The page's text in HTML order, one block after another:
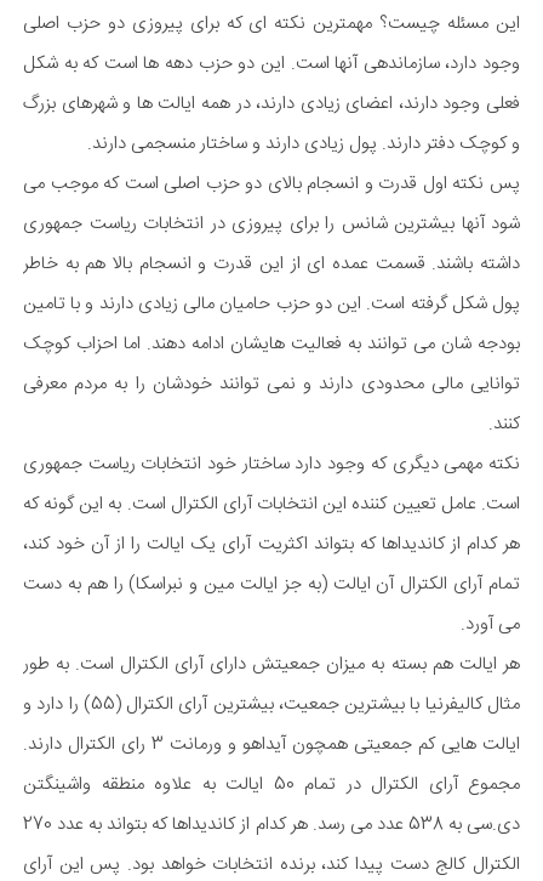
این مسئله چیست؟ مهمترین نکته ای که برای پیروزی دو حزب اصلی
وجود دارد، سازماندهی آنها است. این دو حزب دهه ها است که به شکل
فعلی وجود دارند، اعضای زیادی دارند، در همه ایالت ها و شهرهای بزرگ
و کوچک دفتر دارند. پول زیادی دارند و ساختار منسجمی دارند.
پس نکته اول قدرت و انسجام بالای دو حزب اصلی است که موجب می
شود آنها بیشترین شانس را برای پیروزی در انتخابات ریاست جمهوری
داشته باشند. قسمت عمده ای از این قدرت و انسجام بالا هم به خاطر
پول شکل گرفته است. این دو حزب حامیان مالی زیادی دارند و با تامین
بودجه شان می توانند به فعالیت هایشان ادامه دهند. اما احزاب کوچک
توانایی مالی محدودی دارند و نمی توانند خودشان را به مردم معرفی
کنند.
نکته مهمی دیگری که وجود دارد ساختار خود انتخابات ریاست جمهوری
است. عامل تعیین کننده این انتخابات آرای الکترال است. به این گونه که
هر کدام از کاندیداها که بتواند اکثریت آرای یک ایالت را از آن خود کند،
تمام آرای الکترال آن ایالت (به جز ایالت مین و نبراسکا) را هم به دست
می آورد.
هر ایالت هم بسته به میزان جمعیتش دارای آرای الکترال است. به طور
مثال کالیفرنیا با بیشترین جمعیت، بیشترین آرای الکترال (55) را دارد و
ایالت هایی کم جمعیتی همچون آیداهو و ورمانت 3 رای الکترال دارند.
مجموع آرای الکترال در تمام 50 ایالت به علاوه منطقه واشینگتن
دی.سی به 538 عدد می رسد. هر کدام از کاندیداها که بتواند به عدد 270
الکترال کالج دست پیدا کند، برنده انتخابات خواهد بود. پس این آرای